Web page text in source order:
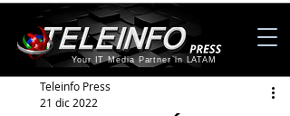
Your IT Media Partner in LATAM
Teleinfo Press
21 dic 2022